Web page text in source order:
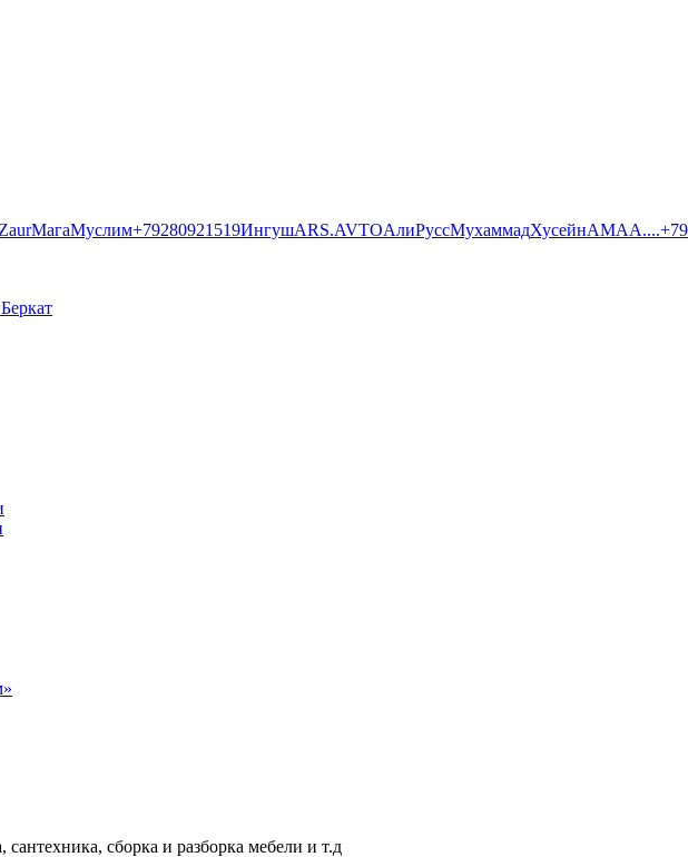
ZaurМагаМуслим+79280921519ИнгушАRS.AVTOАлиРуссМухаммадХусейнAMAА....
сантехника, сборка и разборка мебели и т.д